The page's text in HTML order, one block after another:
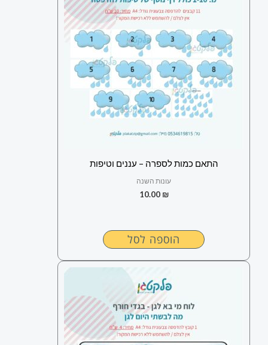
התאם כמות לספרה – עננים וטיפות
עונות השנה
10.00 ₪
הוספה לסל